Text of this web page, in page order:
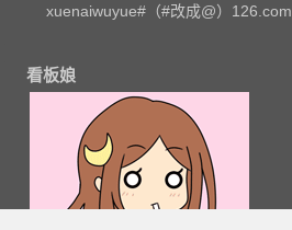
xuenaiwuyue#（#改成@）126.com
看板娘